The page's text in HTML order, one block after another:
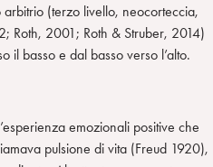
(terzo livello, neocorteccia,
Roth, 2001; Roth & Struber, 2014)
il basso e dal basso verso l’alto.
emozionali positive che
pulsione di vita (Freud 1920),